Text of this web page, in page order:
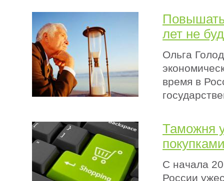
лет не
Ольга
время в
Таможня
С начала
России